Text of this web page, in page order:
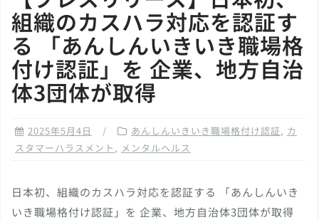
組織のカスハラ対応を認証す
る 「あんしんいきいき職場格
付け認証」を 企業、地方自治
体3団体が取得
2025年5月4日 あんしんいきいき職場格付け認証, カ
スタマーハラスメント , メンタルヘルス
日本初、組織のカスハラ対応を認証する 「あんしんいき
いき職場格付け認証」を 企業、地方自治体3団体が取得